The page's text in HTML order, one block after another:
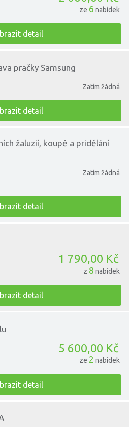
ze 6 nabídek
detail
pračky Samsung
Zatím žádná
detail
žaluzií, koupě a pridělání
Zatím žádná
detail
1 790,00 Kč
z 8 nabídek
detail
5 600,00 Kč
ze 2 nabídek
detail